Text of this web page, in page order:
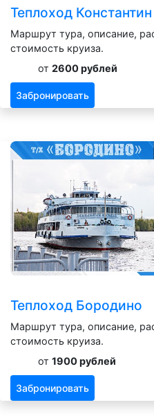
Теплоход
Маршрут тура, описание,
стоимость круиза.
от 2600 рублей
Забронировать
Теплоход Бородино
Маршрут тура, описание,
стоимость круиза.
от 1900 рублей
Забронировать